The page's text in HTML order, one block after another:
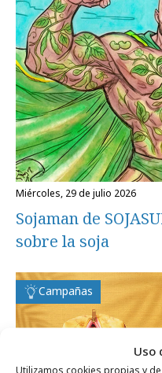
Uso
Utilizamos cookies propias y
miércoles, 29 de julio 2026
Sojaman de
sobre la soja
Campañas